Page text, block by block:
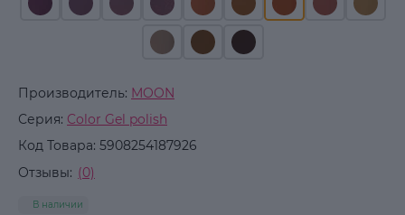
Производитель: MOON
Серия: Color Gel polish
Код Товара: 5908254187926
Отзывы: (0)
В наличии